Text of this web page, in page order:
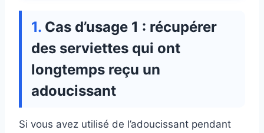
Cas d’usage 1 : récupérer
des serviettes qui ont
longtemps reçu un
adoucissant
Si vous avez utilisé de l’adoucissant pendant